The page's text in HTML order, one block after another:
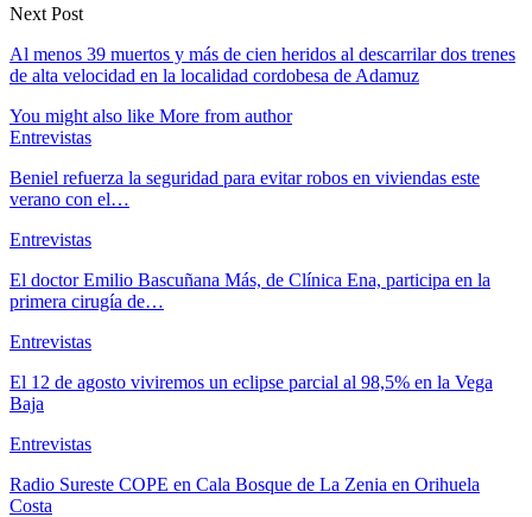
Next Post
Al menos 39 muertos y más de cien heridos al descarrilar dos trenes
de alta velocidad en la localidad cordobesa de Adamuz
You might also like More from author
Entrevistas
Beniel refuerza la seguridad para evitar robos en viviendas este
verano con el…
Entrevistas
El doctor Emilio Bascuñana Más, de Clínica Ena, participa en la
primera cirugía de…
Entrevistas
El 12 de agosto viviremos un eclipse parcial al 98,5% en la Vega
Baja
Entrevistas
Radio Sureste COPE en Cala Bosque de La Zenia en Orihuela
Costa